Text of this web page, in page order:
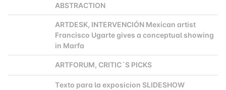
ABSTRACTION
ARTDESK, INTERVENCIÓN Mexican artist
Francisco Ugarte gives a conceptual showing
in Marfa
ARTFORUM, CRITIC´S PICKS
Texto para la exposicion SLIDESHOW